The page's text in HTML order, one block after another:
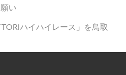
い
ハイハイレース」を鳥取